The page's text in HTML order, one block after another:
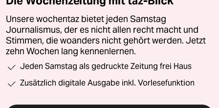
Unsere wochentaz bietet jeden Samstag
Journalismus, der es nicht allen recht macht und
Stimmen, die woanders nicht gehört werden. Jetzt
zehn Wochen lang kennenlernen.
Jeden Samstag als gedruckte Zeitung frei Haus
Zusätzlich digitale Ausgabe inkl. Vorlesefunktion